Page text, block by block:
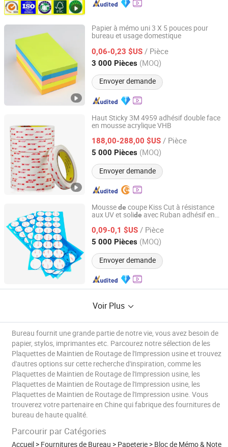
Papier à mémo uni 3 X 5 pouces pour
bureau et usage domestique
0,06-0,23 $US / Pièce
3 000 Pièces (MOQ)
Envoyer demande
Jiangsu Dehuang Stationery Co., Ltd.
Jiangsu, China Depuis 2014
Haut Sticky 3M 4959 adhésif double face
en mousse acrylique VHB
188,00-288,00 $US / Pièce
5 000 Pièces (MOQ)
Envoyer demande
Shenzhen Bohua Industrial Co., Ltd.
Guangdong, China Depuis 2025
Moussede coupe Kiss Cut à résistance
aux UV et solide avec Ruban adhésif en
0,09-0,1 $US / Pièce
5 000 Pièces (MOQ)
Envoyer demande
Shenzhen Xiangyu New Material Co., Ltd.
Guangdong, China Depuis 2018
Voir Plus
Bureau fournit une grande partie de notre vie, vous avez besoin de
papier, stylos, imprimantes etc. Parcourez notre sélection de les
Plaquettes de Maintien de Routage de l'Impression usine et trouvez
d'autres options sur cette recherche d'inspiration, comme les
Plaquettes de Maintien de Routage de l'Impression usine, les
Plaquettes de Maintien de Routage de l'Impression usine, les
Plaquettes de Maintien de Routage de l'Impression usine. Vous
trouverez votre partenaire en Chine qui fabrique des fournitures de
bureau de haute qualité.
Parcourir par Catégories
Accueil > Fournitures de Bureau > Papeterie > Bloc de Mémo & Note